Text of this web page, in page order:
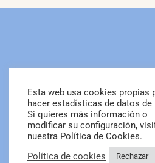
Esta web usa cookies propias
hacer estadísticas de datos de
Si quieres más información o
modificar su configuración,
nuestra Política de Cookies.
Política de cookies
Rechazar